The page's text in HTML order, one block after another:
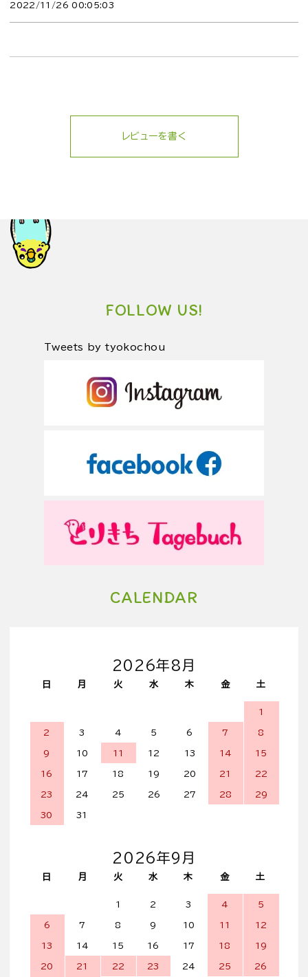
2022/11/26 00:05:03
レビューを書く
FOLLOW US!
Tweets by tyokochou
CALENDAR
2026年8月
日 月 火 水 木 金 土
1
2 3 4 5 6 7 8
9 10 11 12 13 14 15
16 17 18 19 20 21 22
23 24 25 26 27 28 29
30 31
2026年9月
日 月 火 水 木 金 土
1 2 3 4 5
6 7 8 9 10 11 12
13 14 15 16 17 18 19
20 21 22 23 24 25 26